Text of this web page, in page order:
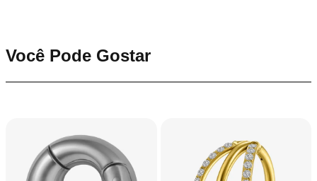
Você Pode Gostar